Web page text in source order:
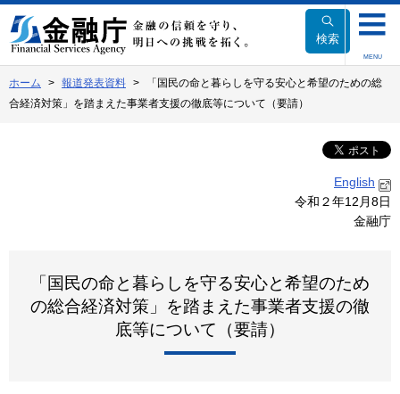
文
へ
動
検索
MENU
ホーム 報道発表資料
「国民の命と暮らしを守る安心と希望のための総
合経済対策」を踏まえた事業者支援の徹底等について（要請）
English
令和２年12月8日
金融庁
「国民の命と暮らしを守る安心と希望のため
の総合経済対策」を踏まえた事業者支援の徹
底等について（要請）